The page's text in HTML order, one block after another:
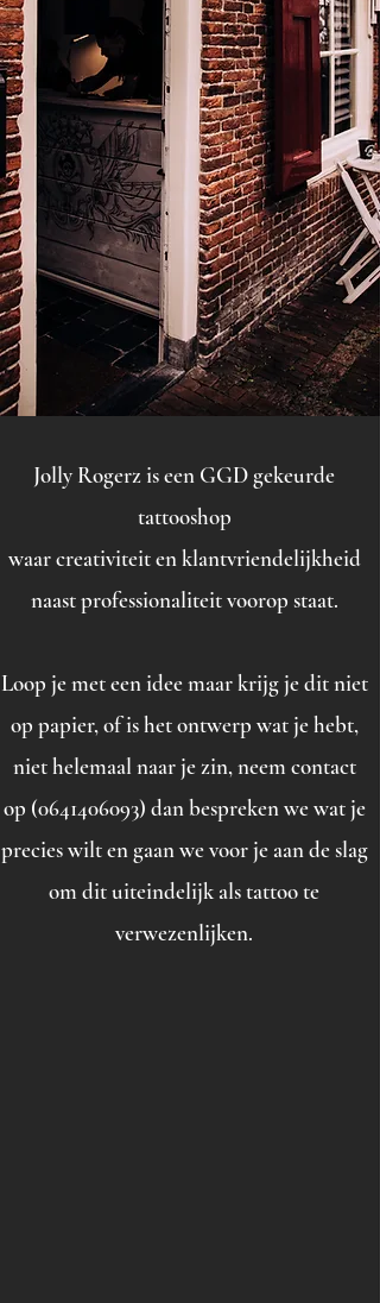
Jolly Rogerz is een GGD gekeurde
tattooshop
waar creativiteit en klantvriendelijkheid
naast professionaliteit voorop staat.
Loop je met een idee maar krijg je dit niet
op papier, of is het ontwerp wat je hebt,
niet helemaal naar je zin, neem contact
op (0641406093) dan bespreken we wat je
precies wilt en gaan we voor je aan de slag
om dit uiteindelijk als tattoo te
verwezenlijken.